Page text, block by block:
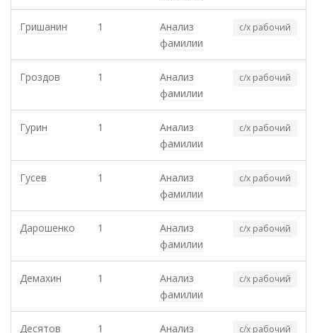
Гришанин 1
Анализ
фамилии
с/х рабочий
Гроздов 1
Анализ
фамилии
с/х рабочий
Гурин 1
Анализ
фамилии
с/х рабочий
Гусев 1
Анализ
фамилии
с/х рабочий
Дарошенко 1
Анализ
фамилии
с/х рабочий
Демахин 1
Анализ
фамилии
с/х рабочий
Десятов 1
Анализ
с/х рабочий